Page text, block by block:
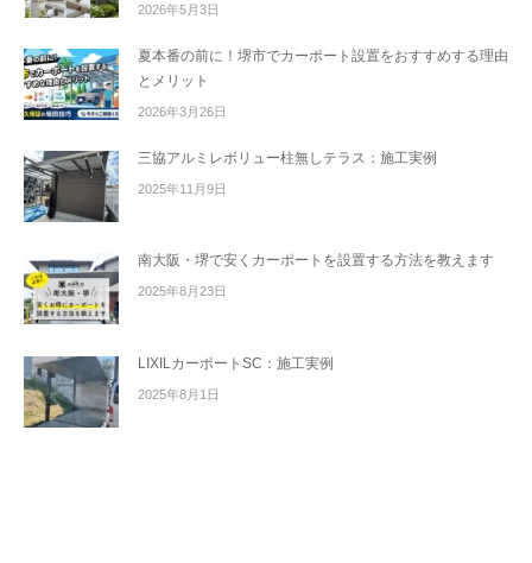
2026年5月3日
夏本番の前に！堺市でカーポート設置をおすすめする理由
とメリット
2026年3月26日
三協アルミレボリュー柱無しテラス：施工実例
2025年11月9日
南大阪・堺で安くカーポートを設置する方法を教えます
2025年8月23日
LIXILカーポートSC：施工実例
2025年8月1日